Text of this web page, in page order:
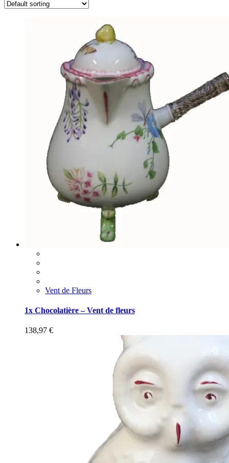
Vent de Fleurs
1x Chocolatière – Vent de fleurs
138,97 €